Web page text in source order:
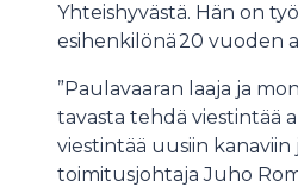
Yhteishyvästä. Hän on
esihenkilönä 20 vuoden
”Paulavaaran laaja ja
tavasta tehdä viestintää
viestintää uusiin
toimitusjohtaja Juho